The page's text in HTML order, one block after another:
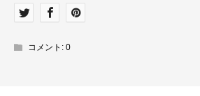
コメント: 0